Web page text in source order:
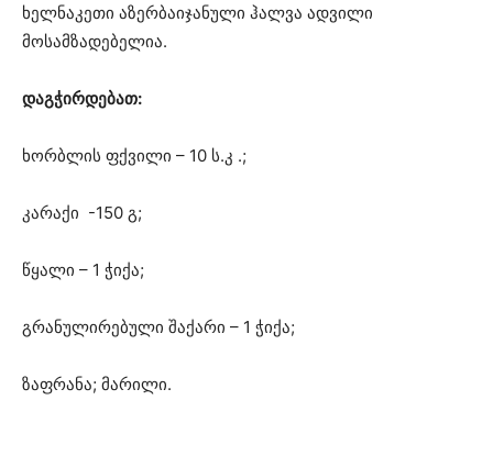
ხელნაკეთი აზერბაიჯანული ჰალვა ადვილი
მოსამზადებელია.
დაგჭირდებათ:
ხორბლის ფქვილი – 10 ს.კ .;
კარაქი -150 გ;
წყალი – 1 ჭიქა;
გრანულირებული შაქარი – 1 ჭიქა;
ზაფრანა; მარილი.